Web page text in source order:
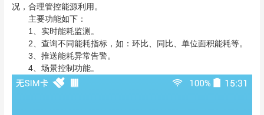
况，合理管控能源利用。
主要功能如下：
1、实时能耗监测。
2、查询不同能耗指标，如：环比、同比、单位面积能耗等。
3、推送能耗异常告警。
4、场景控制功能。